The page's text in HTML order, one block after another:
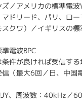
／アメリカの標準電波
ドリード、パリ、ロ
クワ）／イギリスの
電波BPC
が良ければ受信する
（最大6回／日、中国
、周波数：40kHz／